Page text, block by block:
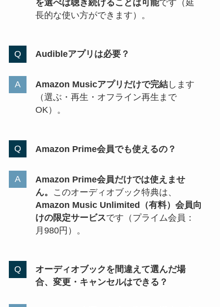
を選べば聴き続けることは可能です（延
長的な使い方ができます）。
Audibleアプリは必要？
Amazon Musicアプリだけで完結します
（選ぶ・再生・オフライン再生まで
OK）。
Amazon Prime会員でも使えるの？
Amazon Prime会員だけでは使えませ
ん。
このオーディオブック特典は、
Amazon Music Unlimited（有料）会員向
けの限定サービスです（プライム会員：
月980円）。
オーディオブックを間違えて選んだ場
合、変更・キャンセルはできる？